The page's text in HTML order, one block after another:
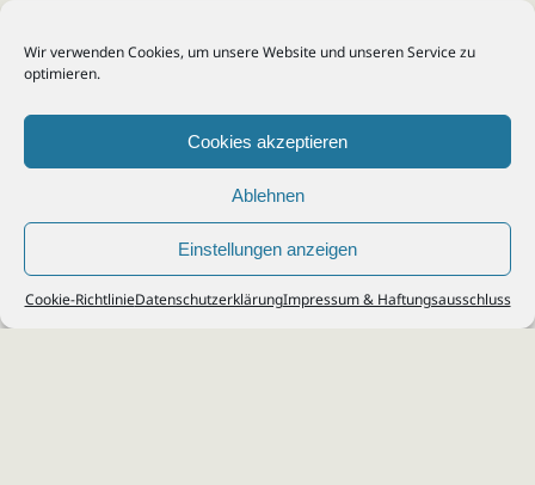
Wir verwenden Cookies, um unsere Website und unseren Service zu
optimieren.
Cookies akzeptieren
Ablehnen
Einstellungen anzeigen
Cookie-RichtlinieDatenschutzerklärungImpressum & Haftungsausschluss
© 2026Steuerberater Kempf, Köln - Steuerberatung Poll, Porz, Deutz, Mülheim,